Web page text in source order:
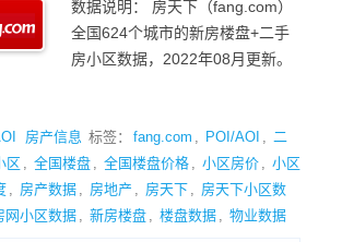
数据说明： 房天下（fang.com）
全国624个城市的新房楼盘+二手
房小区数据，2022年08月更新。
房产信息 标签： fang.com , POI/AOI , 二
区 , 全国楼盘 , 全国楼盘价格 , 小区房价 , 小区
, 房产数据 , 房地产 , 房天下 , 房天下小区数
网小区数据 , 新房楼盘 , 楼盘数据 , 物业数据